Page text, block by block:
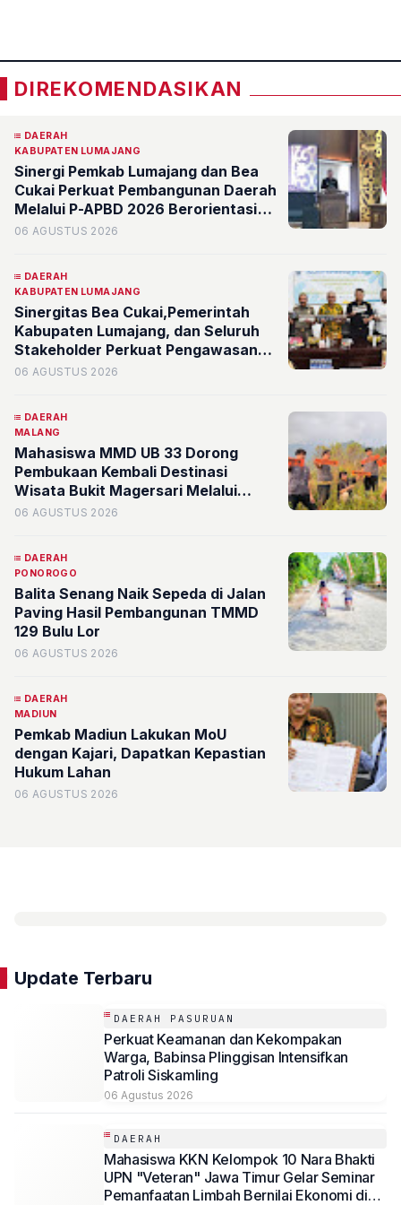
DIREKOMENDASIKAN
DAERAH
KABUPATEN LUMAJANG
Sinergi Pemkab Lumajang dan Bea
Cukai Perkuat Pembangunan Daerah
Melalui P-APBD 2026 Berorientasi
pada Kesejahteraan Masyarakat
06 AGUSTUS 2026
DAERAH
KABUPATEN LUMAJANG
Sinergitas Bea Cukai,Pemerintah
Kabupaten Lumajang, dan Seluruh
Stakeholder Perkuat Pengawasan
Barang Kena Cukai Ilegal Melalui
06 AGUSTUS 2026
DAERAH
MALANG
Mahasiswa MMD UB 33 Dorong
Pembukaan Kembali Destinasi
Wisata Bukit Magersari Melalui
Pemetaan Potensi
06 AGUSTUS 2026
DAERAH
PONOROGO
Balita Senang Naik Sepeda di Jalan
Paving Hasil Pembangunan TMMD
129 Bulu Lor
06 AGUSTUS 2026
DAERAH
MADIUN
Pemkab Madiun Lakukan MoU
dengan Kajari, Dapatkan Kepastian
Hukum Lahan
06 AGUSTUS 2026
Update Terbaru
DAERAH PASURUAN
Perkuat Keamanan dan Kekompakan
Warga, Babinsa Plinggisan Intensifkan
Patroli Siskamling
06 Agustus 2026
DAERAH
Mahasiswa KKN Kelompok 10 Nara Bhakti
UPN "Veteran" Jawa Timur Gelar Seminar
Pemanfaatan Limbah Bernilai Ekonomi di